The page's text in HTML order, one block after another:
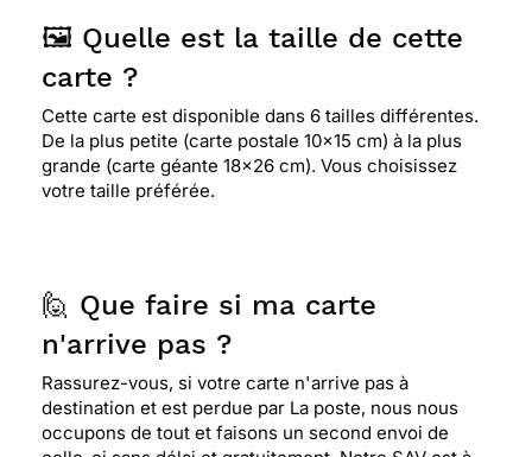
🖼️ Quelle est la taille de cette
carte ?
Cette carte est disponible dans 6 tailles différentes.
De la plus petite (carte postale 10x15 cm) à la plus
grande (carte géante 18x26 cm). Vous choisissez
votre taille préférée.
🙋 Que faire si ma carte
n'arrive pas ?
Rassurez-vous, si votre carte n'arrive pas à
destination et est perdue par La poste, nous nous
occupons de tout et faisons un second envoi de